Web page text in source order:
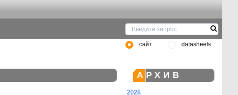
сайт datasheets
АРХИВ
2026